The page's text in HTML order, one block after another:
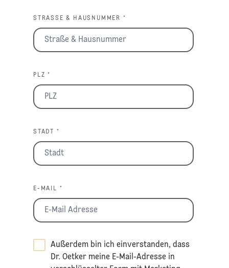
STRASSE & HAUSNUMMER *
PLZ *
STADT *
E-MAIL *
Außerdem bin ich einverstanden, dass
Dr. Oetker meine E-Mail-Adresse in